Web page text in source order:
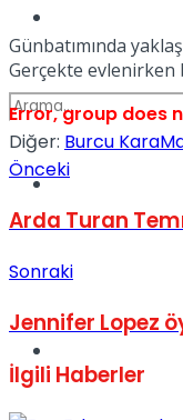
Türkiye
Günbatımında
Gerçekte evlenirken
Error, group does
Diğer: Burcu Kara
Önceki
Arda Turan
Sonraki
Jennifer Lopez
İlgili Haberler